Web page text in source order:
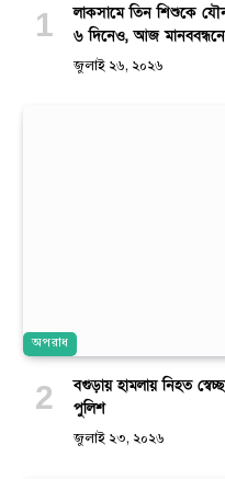
লাকসামে তিন শিশুকে যৌন
৬ দিনেও, আজ
জুলাই ২৬, ২০২৬
অপরাধ
বগুড়ায় হামলায় নিহত
পুলিশ
জুলাই ২৩, ২০২৬